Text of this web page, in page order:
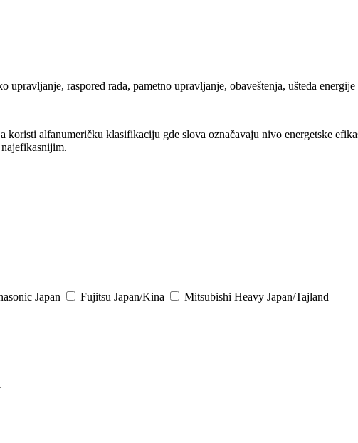
raspored rada, pametno upravljanje, obaveštenja, ušteda energije
alfanumeričku klasifikaciju gde slova označavaju nivo energetske
Japan Fujitsu Japan/Kina Mitsubishi Heavy Japan/Tajland